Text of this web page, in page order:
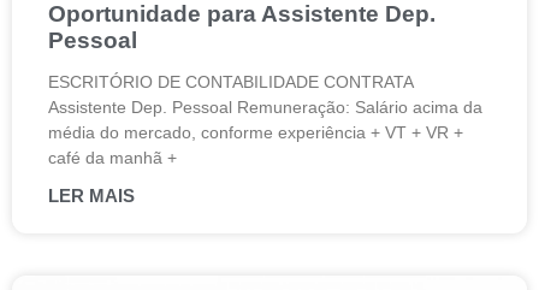
Oportunidade para Assistente Dep.
Pessoal
ESCRITÓRIO DE CONTABILIDADE CONTRATA
Assistente Dep. Pessoal Remuneração: Salário acima da
média do mercado, conforme experiência + VT + VR +
café da manhã +
LER MAIS